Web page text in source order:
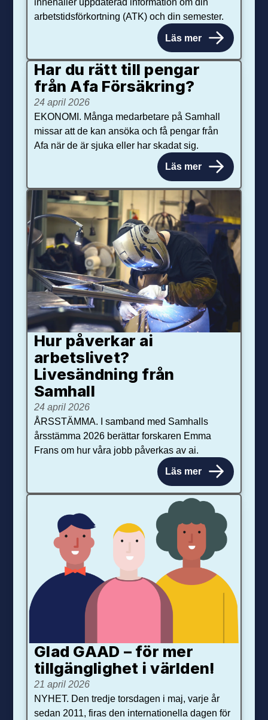
arbetstidsförkortning (ATK) och din semester.
Läs mer
Har du rätt till pengar
från Afa Försäkring?
24 april 2026
EKONOMI. Många medarbetare på Samhall
missar att de kan ansöka och få pengar från
Afa när de är sjuka eller har skadat sig.
Läs mer
Hur påverkar ai
arbetslivet?
Livesändning från
Samhall
24 april 2026
ÅRSSTÄMMA. I samband med Samhalls
årsstämma 2026 berättar forskaren Emma
Frans om hur våra jobb påverkas av ai.
Läs mer
Glad GAAD – för mer
tillgänglighet i världen!
21 april 2026
NYHET. Den tredje torsdagen i maj, varje år
sedan 2011, firas den internationella dagen för